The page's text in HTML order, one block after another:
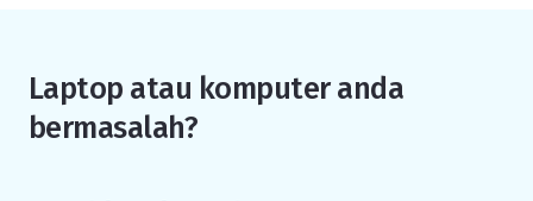
Laptop atau komputer anda
bermasalah?